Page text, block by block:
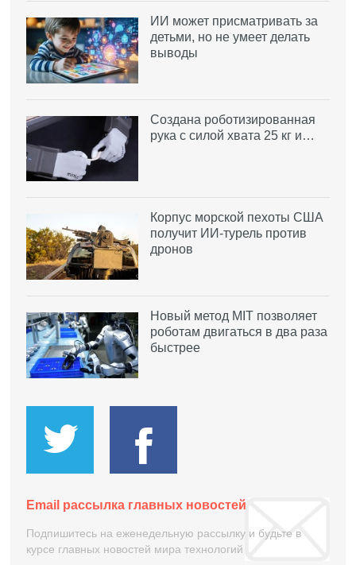
ИИ может присматривать за
детьми, но не умеет делать
выводы
Создана роботизированная
рука с силой хвата 25 кг и…
Корпус морской пехоты США
получит ИИ-турель против
дронов
Новый метод MIT позволяет
роботам двигаться в два раза
быстрее
Email рассылка главных новостей
Подпишитесь на еженедельную рассылку и будьте в
курсе главных новостей мира технологий